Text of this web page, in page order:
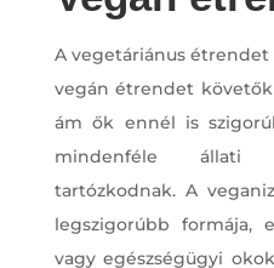
A vegetáriánus
vegán étrendet
ám ők ennél is
mindenféle állati
tartózkodnak. A
legszigorúbb formája,
vagy egészségügyi